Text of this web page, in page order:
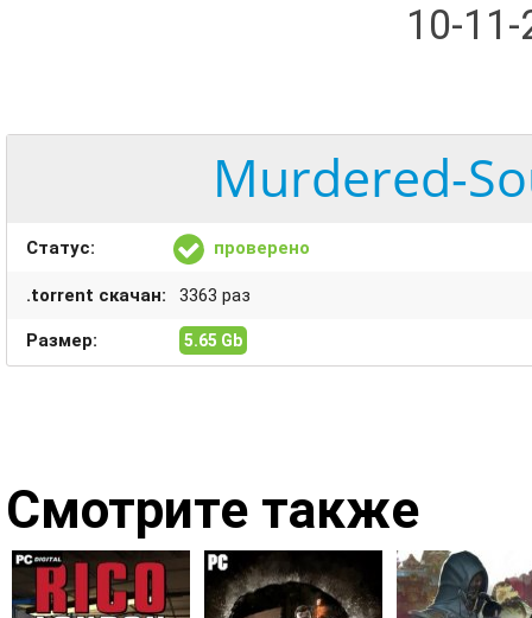
10-
Murdered-
Статус: проверено
.torrent скачан: 3363 раз
Размер: 5.65 Gb
Смотрите также